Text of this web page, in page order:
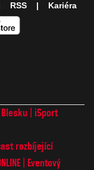
iSport
rozbíjející
Eventový
RSS Kariéra